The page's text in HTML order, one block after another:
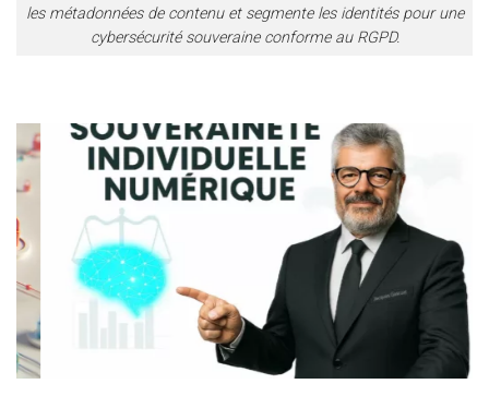
les métadonnées de contenu et segmente les identités pour une
cybersécurité souveraine conforme au RGPD.